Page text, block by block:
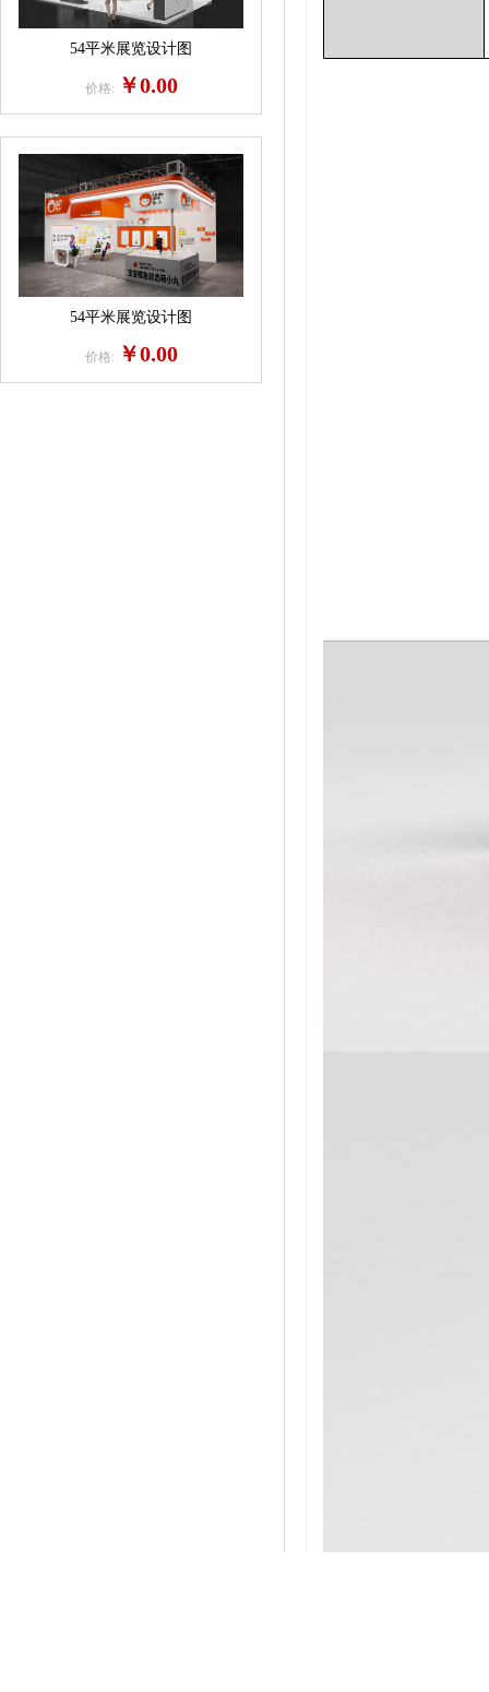
54平米展览设计图
价格: ￥0.00
54平米展览设计图
价格: ￥0.00